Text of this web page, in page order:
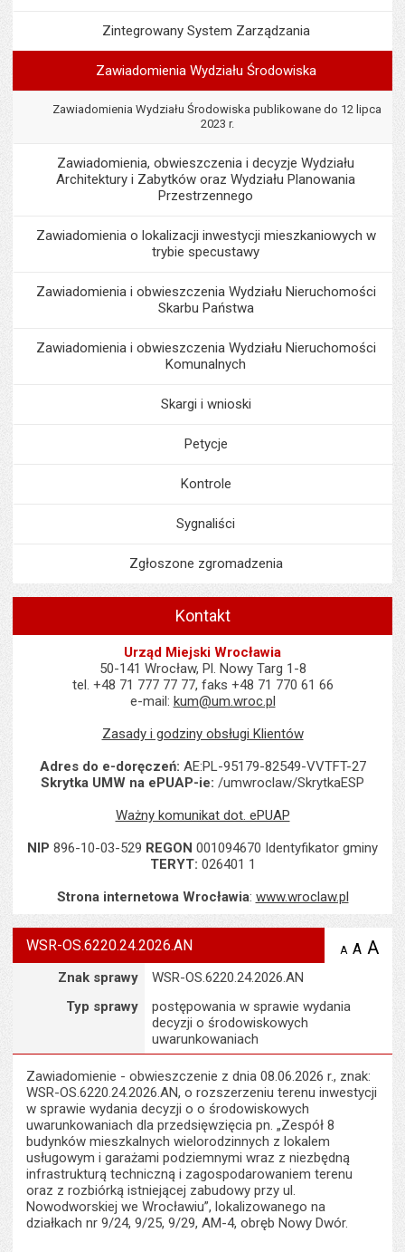
Zintegrowany System Zarządzania
Zawiadomienia Wydziału Środowiska
Zawiadomienia Wydziału Środowiska publikowane do 12 lipca
2023 r.
Zawiadomienia, obwieszczenia i decyzje Wydziału
Architektury i Zabytków oraz Wydziału Planowania
Przestrzennego
Zawiadomienia o lokalizacji inwestycji mieszkaniowych w
trybie specustawy
Zawiadomienia i obwieszczenia Wydziału Nieruchomości
Skarbu Państwa
Zawiadomienia i obwieszczenia Wydziału Nieruchomości
Komunalnych
Skargi i wnioski
Petycje
Kontrole
Sygnaliści
Zgłoszone zgromadzenia
Kontakt
Urząd Miejski Wrocławia
50-141 Wrocław, Pl. Nowy Targ 1-8
tel. +48 71 777 77 77, faks +48 71 770 61 66
e-mail: kum@um.wroc.pl
Zasady i godziny obsługi Klientów
Adres do e-doręczeń: AE:PL-95179-82549-VVTFT-27
Skrytka UMW na ePUAP-ie: /umwroclaw/SkrytkaESP
Ważny komunikat dot. ePUAP
NIP 896-10-03-529 REGON 001094670 Identyfikator gminy
TERYT: 026401 1
Strona internetowa Wrocławia: www.wroclaw.pl
WSR-OS.6220.24.2026.AN A zmniejsz
A A
SzczegółyZnak sprawy
WSR-OS.6220.24.2026.AN
Typ sprawy
postępowania w sprawie wydania
decyzji o środowiskowych
uwarunkowaniach
Zawiadomienie - obwieszczenie z dnia 08.06.2026 r., znak:
WSR-OS.6220.24.2026.AN, o rozszerzeniu terenu inwestycji
w sprawie wydania decyzji o o środowiskowych
uwarunkowaniach dla przedsięwzięcia pn. „Zespół 8
budynków mieszkalnych wielorodzinnych z lokalem
usługowym i garażami podziemnymi wraz z niezbędną
infrastrukturą techniczną i zagospodarowaniem terenu
oraz z rozbiórką istniejącej zabudowy przy ul.
Nowodworskiej we Wrocławiu”, lokalizowanego na
działkach nr 9/24, 9/25, 9/29, AM-4, obręb Nowy Dwór.